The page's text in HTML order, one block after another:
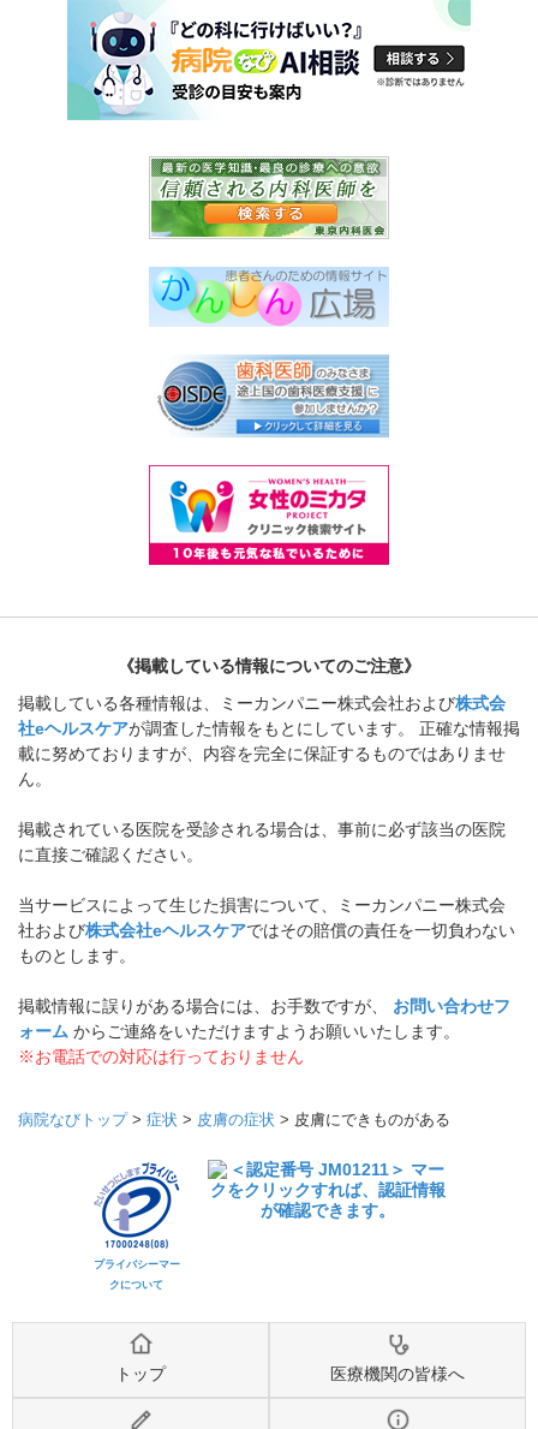
《掲載している情報についてのご注意》
掲載している各種情報は、ミーカンパニー株式会社および株式会
社eヘルスケアが調査した情報をもとにしています。 正確な情報掲
載に努めておりますが、内容を完全に保証するものではありませ
ん。
掲載されている医院を受診される場合は、事前に必ず該当の医院
に直接ご確認ください。
当サービスによって生じた損害について、ミーカンパニー株式会
社および株式会社eヘルスケアではその賠償の責任を一切負わない
ものとします。
掲載情報に誤りがある場合には、お手数ですが、 お問い合わせフ
ォーム からご連絡をいただけますようお願いいたします。
※お電話での対応は行っておりません
病院なびトップ> 症状 > 皮膚の症状 > 皮膚にできものがある
プライバシーマー
クについて
トップ 医療機関の皆様へ